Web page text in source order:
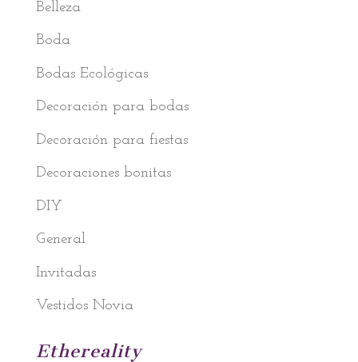
Belleza
Boda
Bodas Ecológicas
Decoración para bodas
Decoración para fiestas
Decoraciones bonitas
DIY
General
Invitadas
Vestidos Novia
Ethereality